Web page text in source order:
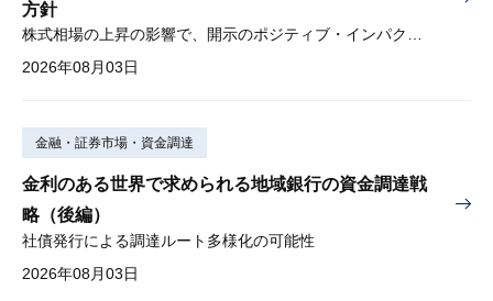
方針
株式相場の上昇の影響で、開示のポジティブ・インパクトは低下
2026年08月03日
金融・証券市場・資金調達
金利のある世界で求められる地域銀行の資金調達戦
略（後編）
社債発行による調達ルート多様化の可能性
2026年08月03日